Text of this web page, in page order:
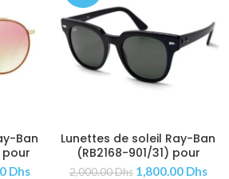
Ban
pour
Dhs
AJOUTER AU PANIER
Lunettes de soleil Ray-Ban
(RB2168-901/31) pour
Femmes
2,000.00Dhs 1,800.00 Dhs